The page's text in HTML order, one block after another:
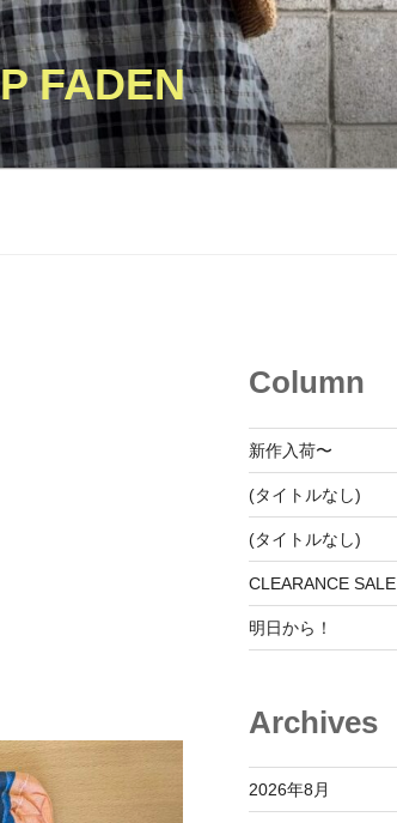
FADEN
Column
新作入荷〜
(タイトルなし)
(タイトルなし)
CLEARANCE SALE
明日から！
Archives
2026年8月